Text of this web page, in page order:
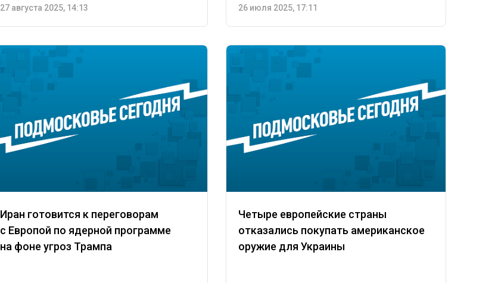
27 августа 2025, 14:13 26 июля 2025, 17:11
Иран готовится к переговорам
с Европой по ядерной программе
на фоне угроз Трампа
Четыре европейские страны
отказались покупать американское
оружие для Украины